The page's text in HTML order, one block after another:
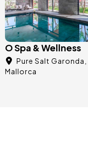
O Spa & Wellness
Pure Salt Garonda
Mallorca